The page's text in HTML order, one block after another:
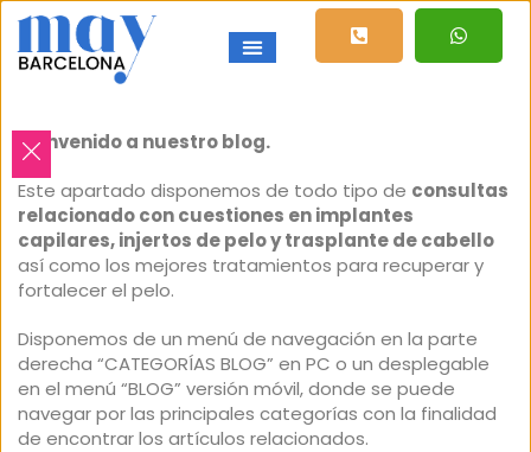
Bienvenido a nuestro blog.
Este apartado disponemos de todo tipo de consultas
relacionado con cuestiones en implantes
capilares, injertos de pelo y trasplante de cabello
así como los mejores tratamientos para recuperar y
fortalecer el pelo.
Disponemos de un menú de navegación en la parte
derecha “CATEGORÍAS BLOG” en PC o un desplegable
en el menú “BLOG” versión móvil, donde se puede
navegar por las principales categorías con la finalidad
de encontrar los artículos relacionados.